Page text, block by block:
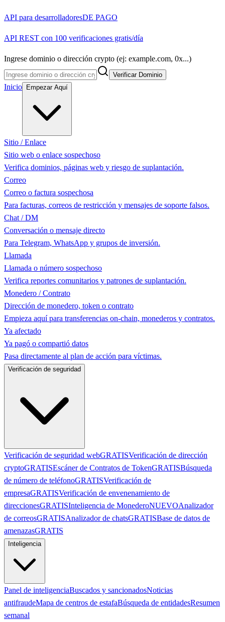
API para desarrolladoresDE PAGO
API REST con 100 verificaciones gratis/día
Ingrese dominio o dirección crypto (ej: example.com, 0x...)
Verificar Dominio
Inicio Empezar Aquí
Sitio / Enlace
Sitio web o enlace sospechoso
Verifica dominios, páginas web y riesgo de suplantación.
Correo
Correo o factura sospechosa
Para facturas, correos de restricción y mensajes de soporte falsos.
Chat / DM
Conversación o mensaje directo
Para Telegram, WhatsApp y grupos de inversión.
Llamada
Llamada o número sospechoso
Verifica reportes comunitarios y patrones de suplantación.
Monedero / Contrato
Dirección de monedero, token o contrato
Empieza aquí para transferencias on-chain, monederos y contratos.
Ya afectado
Ya pagó o compartió datos
Pasa directamente al plan de acción para víctimas.
Verificación de seguridad
Verificación de seguridad webGRATISVerificación de dirección
cryptoGRATISEscáner de Contratos de TokenGRATISBúsqueda
de número de teléfonoGRATISVerificación de
empresaGRATISVerificación de envenenamiento de
direccionesGRATISInteligencia de MonederoNUEVOAnalizador
de correosGRATISAnalizador de chatsGRATISBase de datos de
amenazasGRATIS
Inteligencia
Panel de inteligenciaBuscados y sancionadosNoticias
antifraudeMapa de centros de estafaBúsqueda de entidadesResumen
semanal